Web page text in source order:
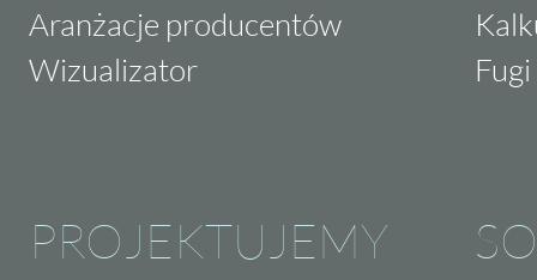
Aranżacje producentów
Wizualizator
PROJEKTUJEMY